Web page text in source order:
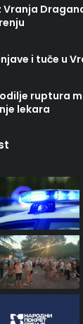
i tuče u
ruptura
lekara